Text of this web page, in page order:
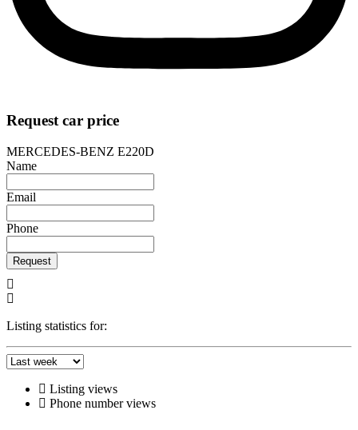
Request car price
MERCEDES-BENZ E220D
Name
Email
Phone
Request
Listing statistics for:
Listing views
Phone number views